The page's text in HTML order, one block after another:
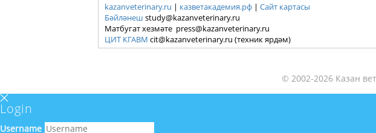
kazanveterinary.ru | казветакадемия.рф | Сайт картасы
Бәйләнеш study@kazanveterinary.ru
Матбугат хезмәте press@kazanveterinary.ru
ЦИТ КГАВМ cit@kazanveterinary.ru (техник ярдәм)
© 2002-2026 Казан
Login
Username